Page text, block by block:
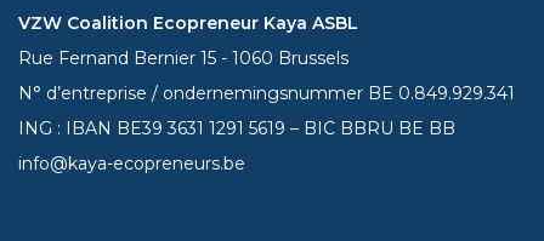
VZW Coalition Ecopreneur Kaya ASBL
Rue Fernand Bernier 15 - 1060 Brussels
N° d’entreprise / ondernemingsnummer BE 0.849.929.341
ING : IBAN BE393631 1291 5619 – BIC BBRU BE BB
info@kaya-ecopreneurs.be